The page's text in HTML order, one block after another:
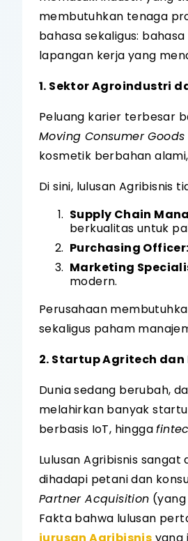
membutuhkan tenaga
bahasa sekaligus:
lapangan kerja yang
1. Sektor Agroindustri
Peluang karier terbesar
Moving Consumer Goods
kosmetik berbahan
Di sini, lulusan Agribisnis
Supply Chain
berkualitas untuk
Purchasing Officer:
Marketing
modern.
Perusahaan
sekaligus paham
2. Startup Agritech dan
Dunia sedang berubah,
melahirkan banyak
berbasis IoT, hingga
Lulusan Agribisnis
dihadapi petani dan
Partner Acquisition
Fakta bahwa lulusan